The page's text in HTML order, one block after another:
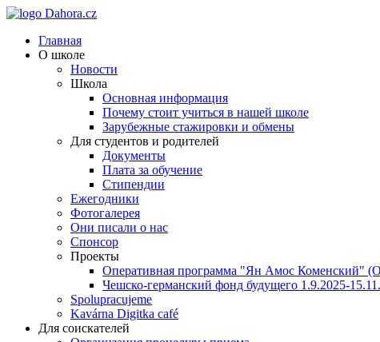
Главная
О школе
Новости
Школа
Основная информация
Почему стоит учиться в нашей школе
Зарубежные стажировки и обмены
Для студентов и родителей
Документы
Плата за обучение
Стипендии
Ежегодники
Фотогалерея
Они писали о нас
Спонсор
Проекты
Оперативная программа "Ян Амос Коменский"
Чешско-германский фонд будущего 1.9.2025-
Spolupracujeme
Kavárna Digitka café
Для соискателей